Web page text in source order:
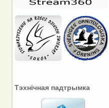
Тэхнічная падтрымка